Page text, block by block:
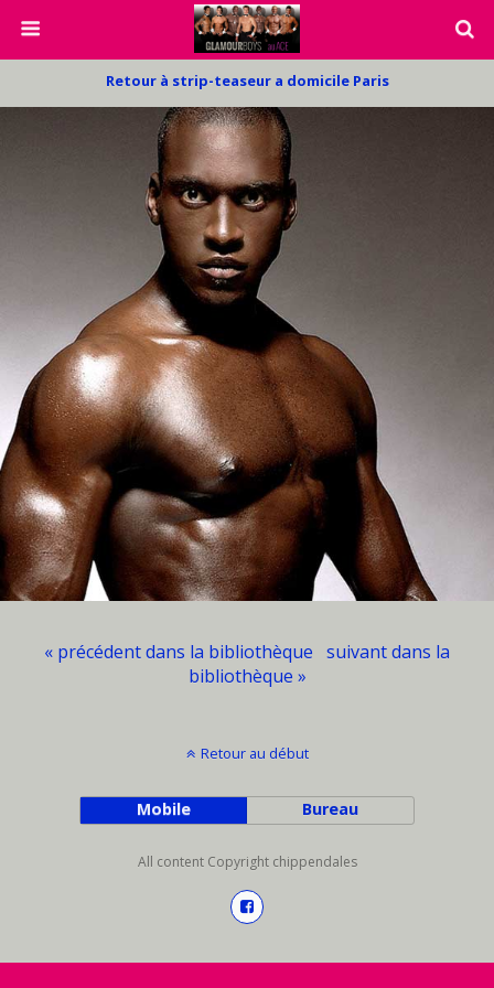
Retour à strip-teaseur a domicile Paris
« précédent dans la bibliothèque suivant dans la
bibliothèque »
Retour au début
Mobile Bureau
All content Copyright chippendales